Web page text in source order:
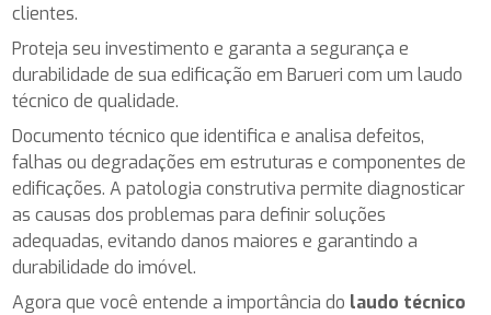
clientes.
Proteja seu investimento e garanta a segurança e
durabilidade de sua edificação em Barueri com um laudo
técnico de qualidade.
Documento técnico que identifica e analisa defeitos,
falhas ou degradações em estruturas e componentes de
edificações. A patologia construtiva permite diagnosticar
as causas dos problemas para definir soluções
adequadas, evitando danos maiores e garantindo a
durabilidade do imóvel.
Agora que você entende a importância do laudo técnico